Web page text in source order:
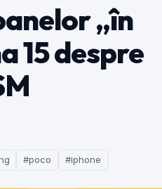
„în
15 despre
#poco #iphone